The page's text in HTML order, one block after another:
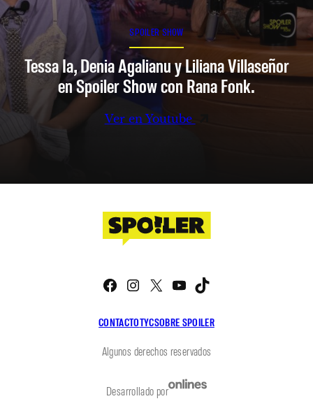
SPOILER SHOW
Tessa Ia, Denia Agalianu y Liliana Villaseñor
en Spoiler Show con Rana Fonk.
Ver en Youtube
CONTACTOTYCSOBRE SPOILER
Facebook
Instagram
X YouTube
Algunos derechos reservados
Desarrollado por